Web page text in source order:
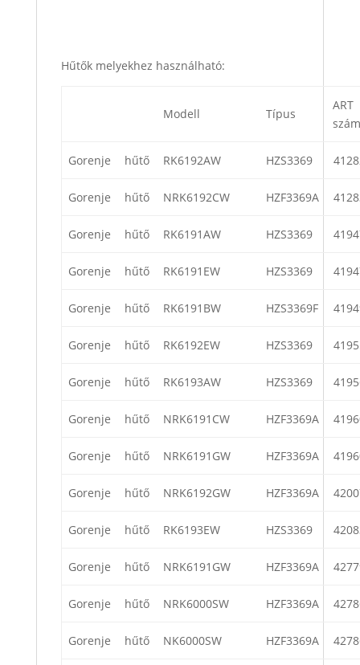
Hűtők melyekhez használható:
Modell Típus
ART
szám
Gorenje hűtő RK6192AW HZS3369
Gorenje hűtő NRK6192CW HZF3369A
Gorenje hűtő RK6191AW HZS3369
Gorenje hűtő RK6191EW HZS3369
Gorenje hűtő RK6191BW HZS3369F
Gorenje hűtő RK6192EW HZS3369
Gorenje hűtő RK6193AW HZS3369
Gorenje hűtő NRK6191CW HZF3369A
Gorenje hűtő NRK6191GW HZF3369A
Gorenje hűtő NRK6192GW HZF3369A
Gorenje hűtő RK6193EW HZS3369
Gorenje hűtő NRK6191GW HZF3369A
Gorenje hűtő NRK6000SW HZF3369A
Gorenje hűtő NK6000SW HZF3369A